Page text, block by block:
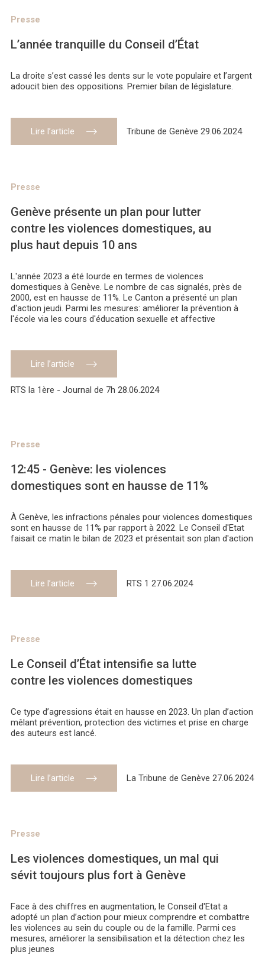
Presse
L’année tranquille du Conseil d’État
La droite s’est cassé les dents sur le vote populaire et l’argent
adoucit bien des oppositions. Premier bilan de législature.
Lire l’article Tribune de Genève 29.06.2024
Presse
Genève présente un plan pour lutter
contre les violences domestiques, au
plus haut depuis 10 ans
L'année 2023 a été lourde en termes de violences
domestiques à Genève. Le nombre de cas signalés, près de
2000, est en hausse de 11%. Le Canton a présenté un plan
d'action jeudi. Parmi les mesures: améliorer la prévention à
l'école via les cours d'éducation sexuelle et affective
Lire l’article
RTS la 1ère - Journal de 7h 28.06.2024
Presse
12:45 - Genève: les violences
domestiques sont en hausse de 11%
À Genève, les infractions pénales pour violences domestiques
sont en hausse de 11% par rapport à 2022. Le Conseil d'Etat
faisait ce matin le bilan de 2023 et présentait son plan d'action
Lire l’article RTS 1 27.06.2024
Presse
Le Conseil d’État intensifie sa lutte
contre les violences domestiques
Ce type d’agressions était en hausse en 2023. Un plan d’action
mêlant prévention, protection des victimes et prise en charge
des auteurs est lancé.
Lire l’article La Tribune de Genève 27.06.2024
Presse
Les violences domestiques, un mal qui
sévit toujours plus fort à Genève
Face à des chiffres en augmentation, le Conseil d'Etat a
adopté un plan d’action pour mieux comprendre et combattre
les violences au sein du couple ou de la famille. Parmi ces
mesures, améliorer la sensibilisation et la détection chez les
plus jeunes